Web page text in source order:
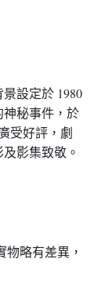
設定於 1980
秘事件，於
受好評，劇
影集致敬。
略有差異，